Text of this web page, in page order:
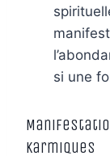
si une
Karmiques